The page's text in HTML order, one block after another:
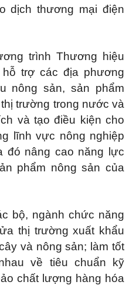
dịch thương mại điện
trình Thương hiệu
trợ các địa phương
nông sản, sản phẩm
trường trong nước và
và tạo điều kiện cho
lĩnh vực nông nghiệp
đó nâng cao năng lực
phẩm nông sản của
bộ, ngành chức năng
thị trường xuất khẩu
và nông sản; làm tốt
về tiêu chuẩn kỹ
chất lượng hàng hóa